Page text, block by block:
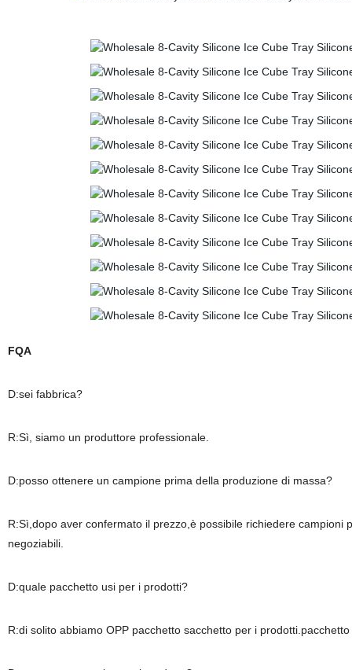
FQA
D:sei fabbrica?
R:Sì, siamo un produttore professionale.
D:posso ottenere un campione prima della produzione di massa?
R:Sì,dopo aver confermato il prezzo,è possibile richiedere
negoziabili.
D:quale pacchetto usi per i prodotti?
R:di solito abbiamo OPP pacchetto sacchetto per i